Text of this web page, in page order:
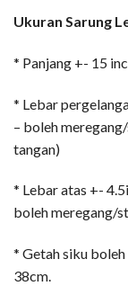
Ukuran Sarung
* Panjang +- 15
* Lebar
– boleh
tangan)
* Lebar atas +-
boleh meregang/
* Getah siku
38cm.